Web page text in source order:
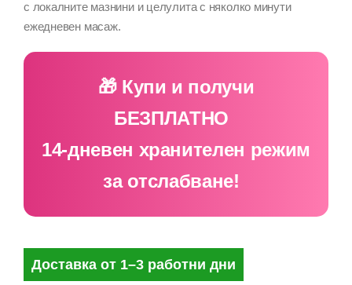
с локалните мазнини и целулита с няколко минути
ежедневен масаж.
🎁 Купи и получи
БЕЗПЛАТНО
14-дневен хранителен режим
за отслабване!
Доставка от 1–3 работни дни